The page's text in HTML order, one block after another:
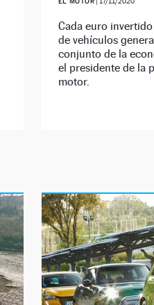
Cada euro
de vehículos
conjunto de la
el presidente de la
motor.